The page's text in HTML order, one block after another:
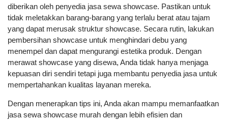
diberikan oleh penyedia jasa sewa showcase. Pastikan untuk
tidak meletakkan barang-barang yang terlalu berat atau tajam
yang dapat merusak struktur showcase. Secara rutin, lakukan
pembersihan showcase untuk menghindari debu yang
menempel dan dapat mengurangi estetika produk. Dengan
merawat showcase yang disewa, Anda tidak hanya menjaga
kepuasan diri sendiri tetapi juga membantu penyedia jasa untuk
mempertahankan kualitas layanan mereka.
Dengan menerapkan tips ini, Anda akan mampu memanfaatkan
jasa sewa showcase murah dengan lebih efisien dan